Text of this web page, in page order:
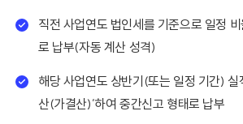
직전 사업연도 법인세를 기준으로 일정 비
로 납부(자동 계산 성격)
해당 사업연도 상반기(또는 일정 기간) 실
산(가결산)’하여 중간신고 형태로 납부